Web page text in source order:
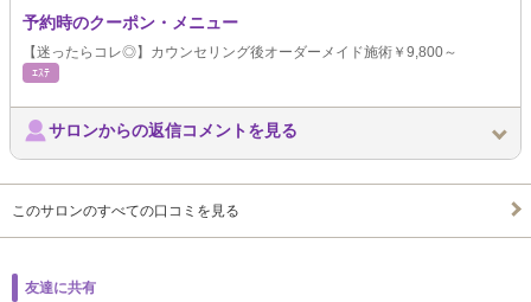
予約時のクーポン・メニュー
【迷ったらコレ◎】カウンセリング後オーダーメイド施術￥9,800～
ｴｽﾃ
サロンからの返信コメントを見る
このサロンのすべての口コミを見る
友達に共有